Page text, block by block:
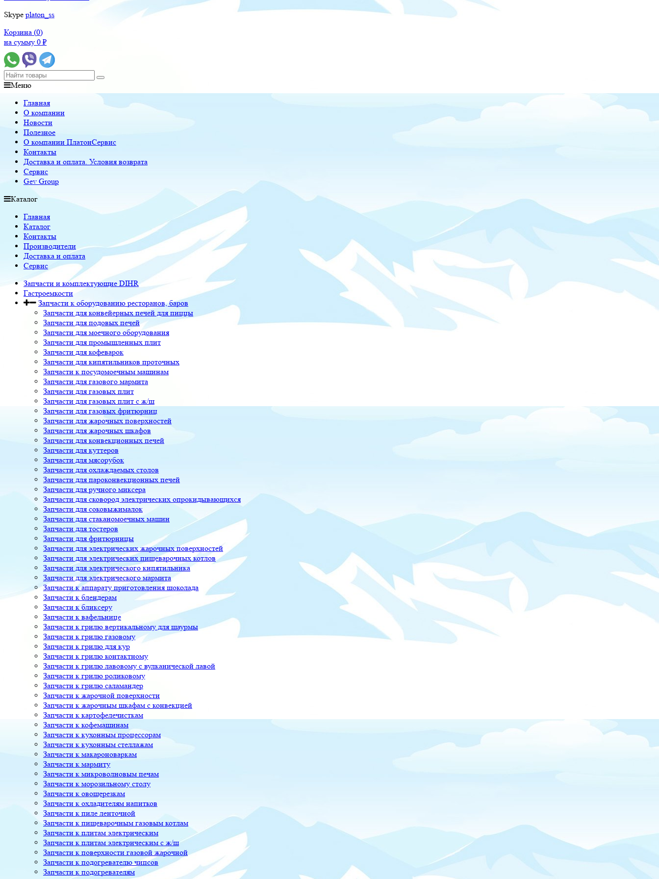
Skype platon_ss
Корзина (0)
на сумму 0 ₽
Меню
Главная
О компании
Новости
Полезное
О компании ПлатонСервис
Контакты
Доставка и оплата. Условия возврата
Сервис
Gev Group
Каталог
Главная
Каталог
Контакты
Производители
Доставка и оплата
Сервис
Запчасти и комплектующие DIHR
Гастроемкости
Запчасти к оборудованию ресторанов, баров
Запчасти для конвейерных печей для пиццы
Запчасти для подовых печей
Запчасти для моечного оборудования
Запчасти для промышленных плит
Запчасти для кофеварок
Запчасти для кипятильников проточных
Запчасти к посудомоечным машинам
Запчасти для газового мармита
Запчасти для газовых плит
Запчасти для газовых плит с ж/ш
Запчасти для газовых фритюрниц
Запчасти для жарочных поверхностей
Запчасти для жарочных шкафов
Запчасти для конвекционных печей
Запчасти для куттеров
Запчасти для мясорубок
Запчасти для охлаждаемых столов
Запчасти для пароконвекционных печей
Запчасти для ручного миксера
Запчасти для сковород электрических опрокидывающихся
Запчасти для соковыжималок
Запчасти для стаканомоечных машин
Запчасти для тостеров
Запчасти для фритюрницы
Запчасти для электрических жарочных поверхностей
Запчасти для электрических пищеварочных котлов
Запчасти для электрического кипятильника
Запчасти для электрического мармита
Запчасти к аппарату приготовления шоколада
Запчасти к блендерам
Запчасти к бликсеру
Запчасти к вафельнице
Запчасти к грилю вертикальному для шаурмы
Запчасти к грилю газовому
Запчасти к грилю для кур
Запчасти к грилю контактному
Запчасти к грилю лавовому с вулканической лавой
Запчасти к грилю роликовому
Запчасти к грилю саламандер
Запчасти к жарочной поверхности
Запчасти к жарочным шкафам с конвекцией
Запчасти к картофелечисткам
Запчасти к кофемашинам
Запчасти к кухонным процессорам
Запчасти к кухонным стеллажам
Запчасти к макароноваркам
Запчасти к мармиту
Запчасти к микроволновым печам
Запчасти к морозильному столу
Запчасти к овощерезкам
Запчасти к охладителям напитков
Запчасти к пиле ленточной
Запчасти к пищеварочным газовым котлам
Запчасти к плитам электрическим
Запчасти к плитам электрическим с ж/ш
Запчасти к поверхности газовой жарочной
Запчасти к подогревателю чипсов
Запчасти к подогревателям